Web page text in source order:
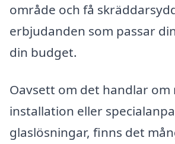
område och få
erbjudanden som passar
din budget.
Oavsett om det handlar
installation eller
glaslösningar, finns det